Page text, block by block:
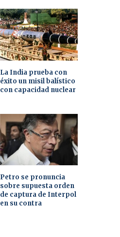
La India prueba con
éxito un misil balístico
con capacidad nuclear
Petro se pronuncia
sobre supuesta orden
de captura de Interpol
en su contra